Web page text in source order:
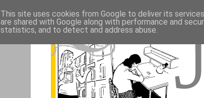
This site uses cookies from Google to deliver its
are shared with Google along with performance and
statistics, and to detect and address abuse.